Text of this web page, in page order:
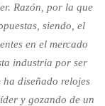
Razón, por la que
siendo, el
en el mercado
industria por ser
diseñado relojes
y gozando de un